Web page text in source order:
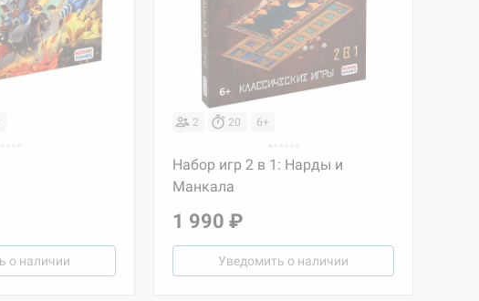
о наличии
2 20 6+
Набор игр 2 в 1: Нарды и
Манкала
1 990 ₽
Уведомить о наличии